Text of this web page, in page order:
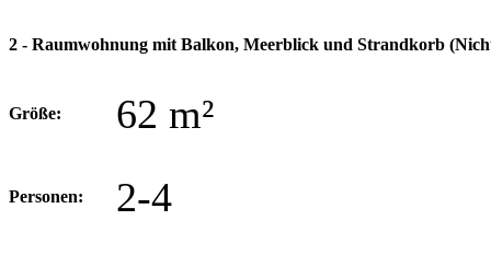
2 - Raumwohnung mit Balkon, Meerblick und Strandkorb
Größe: 62 m²
Personen: 2-4